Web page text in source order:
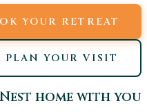
YOUR RETREAT
PLAN YOUR VISIT
Nest home with you